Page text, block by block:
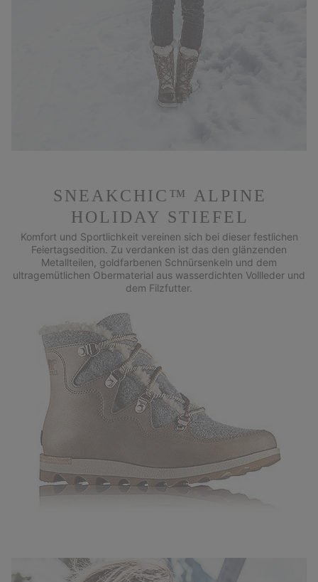
SNEAKCHIC™ ALPINE
HOLIDAY STIEFEL
Komfort und Sportlichkeit vereinen sich bei dieser festlichen
Feiertagsedition. Zu verdanken ist das den glänzenden
Metallteilen, goldfarbenen Schnürsenkeln und dem
ultragemütlichen Obermaterial aus wasserdichten Vollleder und
dem Filzfutter.